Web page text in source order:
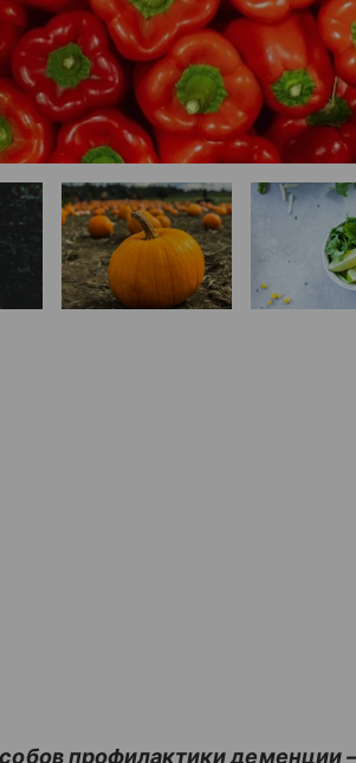
профилактики деменции